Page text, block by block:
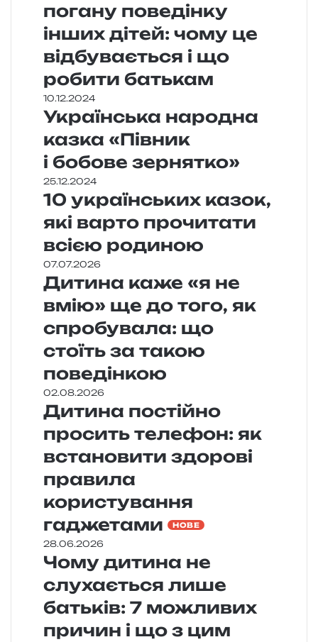
погану поведінку
інших дітей: чому це
відбувається і що
робити батькам
10.12.2024
Українська народна
казка «Півник
і бобове зернятко»
25.12.2024
10 українських казок,
які варто прочитати
всією родиною
07.07.2026
Дитина каже «я не
вмію» ще до того, як
спробувала: що
стоїть за такою
поведінкою
02.08.2026
Дитина постійно
просить телефон: як
встановити здорові
правила
користування
гаджетами
НОВЕ
28.06.2026
Чому дитина не
слухається лише
батьків: 7 можливих
причин і що з цим